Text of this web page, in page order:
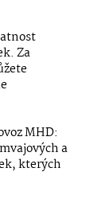
Za
MHD:
a
kterých